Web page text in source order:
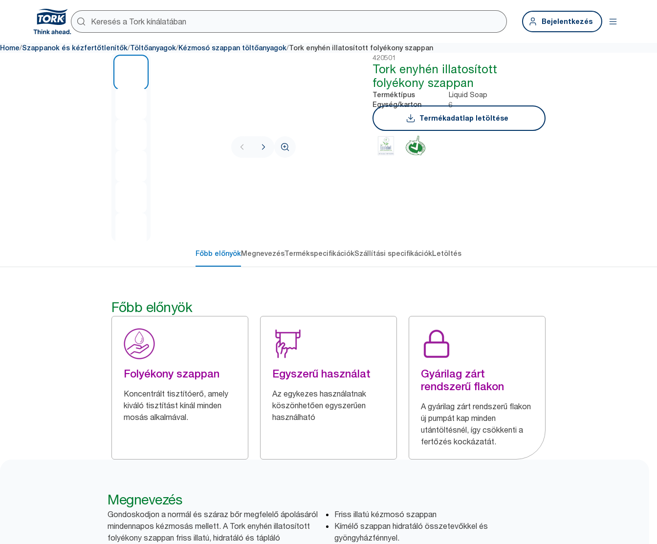
Bejelentkezés
Home/Szappanok és kézfertőtlenítők/Töltőanyagok/Kézmosó szappan töltőanyagok/Tork enyhén illatosított folyékony szappan
420501
Tork enyhén illatosított
folyékony szappan
Terméktípus Liquid Soap
Egység/karton
6
Termékadatlap letöltése
Főbb előnyökMegnevezésTermékspecifikációkSzállítási specifikációkLetöltés
Főbb előnyök
Folyékony szappan
Koncentrált tisztítóerő, amely
kiváló tisztítást kínál minden
mosás alkalmával.
Egyszerű használat
Az egykezes használatnak
köszönhetően egyszerűen
használható
Gyárilag zárt
rendszerű flakon
A gyárilag zárt rendszerű flakon
új pumpát kap minden
utántöltésnél, így csökkenti a
fertőzés kockázatát.
Megnevezés
Gondoskodjon a normál és száraz bőr megfelelő ápolásáról
mindennapos kézmosás mellett. A Tork enyhén illatosított
folyékony szappan friss illatú, hidratáló és tápláló
Friss illatú kézmosó szappan
Kímélő szappan hidratáló összetevőkkel és
gyöngyházfénnyel.